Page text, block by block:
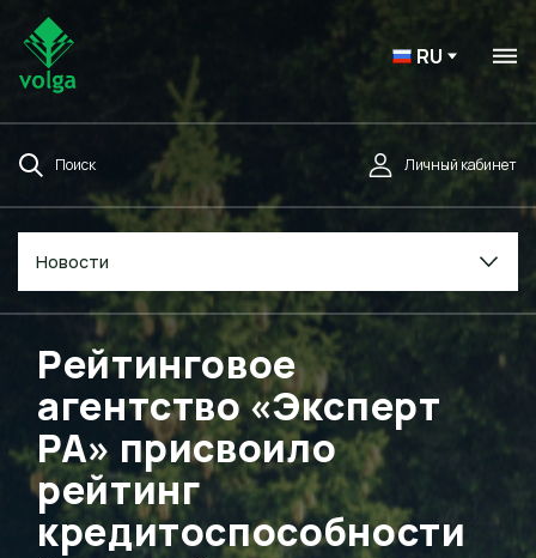
RU
Поиск Личный кабинет
Новости
Рейтинговое
агентство «Эксперт
РА» присвоило
рейтинг
кредитоспособности